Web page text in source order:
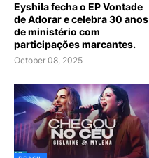
Eyshila fecha o EP Vontade
de Adorar e celebra 30 anos
de ministério com
participações marcantes.
October 08, 2025